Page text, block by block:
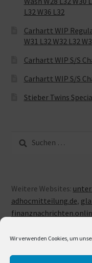
Wir verwenden Cookies, um
L32 W36 L32
Carhartt WIP
W31 L32 W32 L32
Carhartt WIP S/S
Carhartt WIP S/S
Stieber Twins
nach:
Weitere Websites:
adhocmitteilung.de,